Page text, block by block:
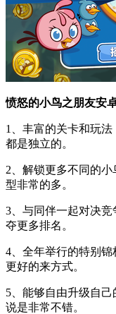
愤怒的小鸟之朋友安
1、丰富的关卡和玩
都是独立的。
2、解锁更多不同的
型非常的多。
3、与同伴一起对决
夺更多排名。
4、全年举行的特别
更好的来方式。
5、能够自由升级自
说是非常不错。